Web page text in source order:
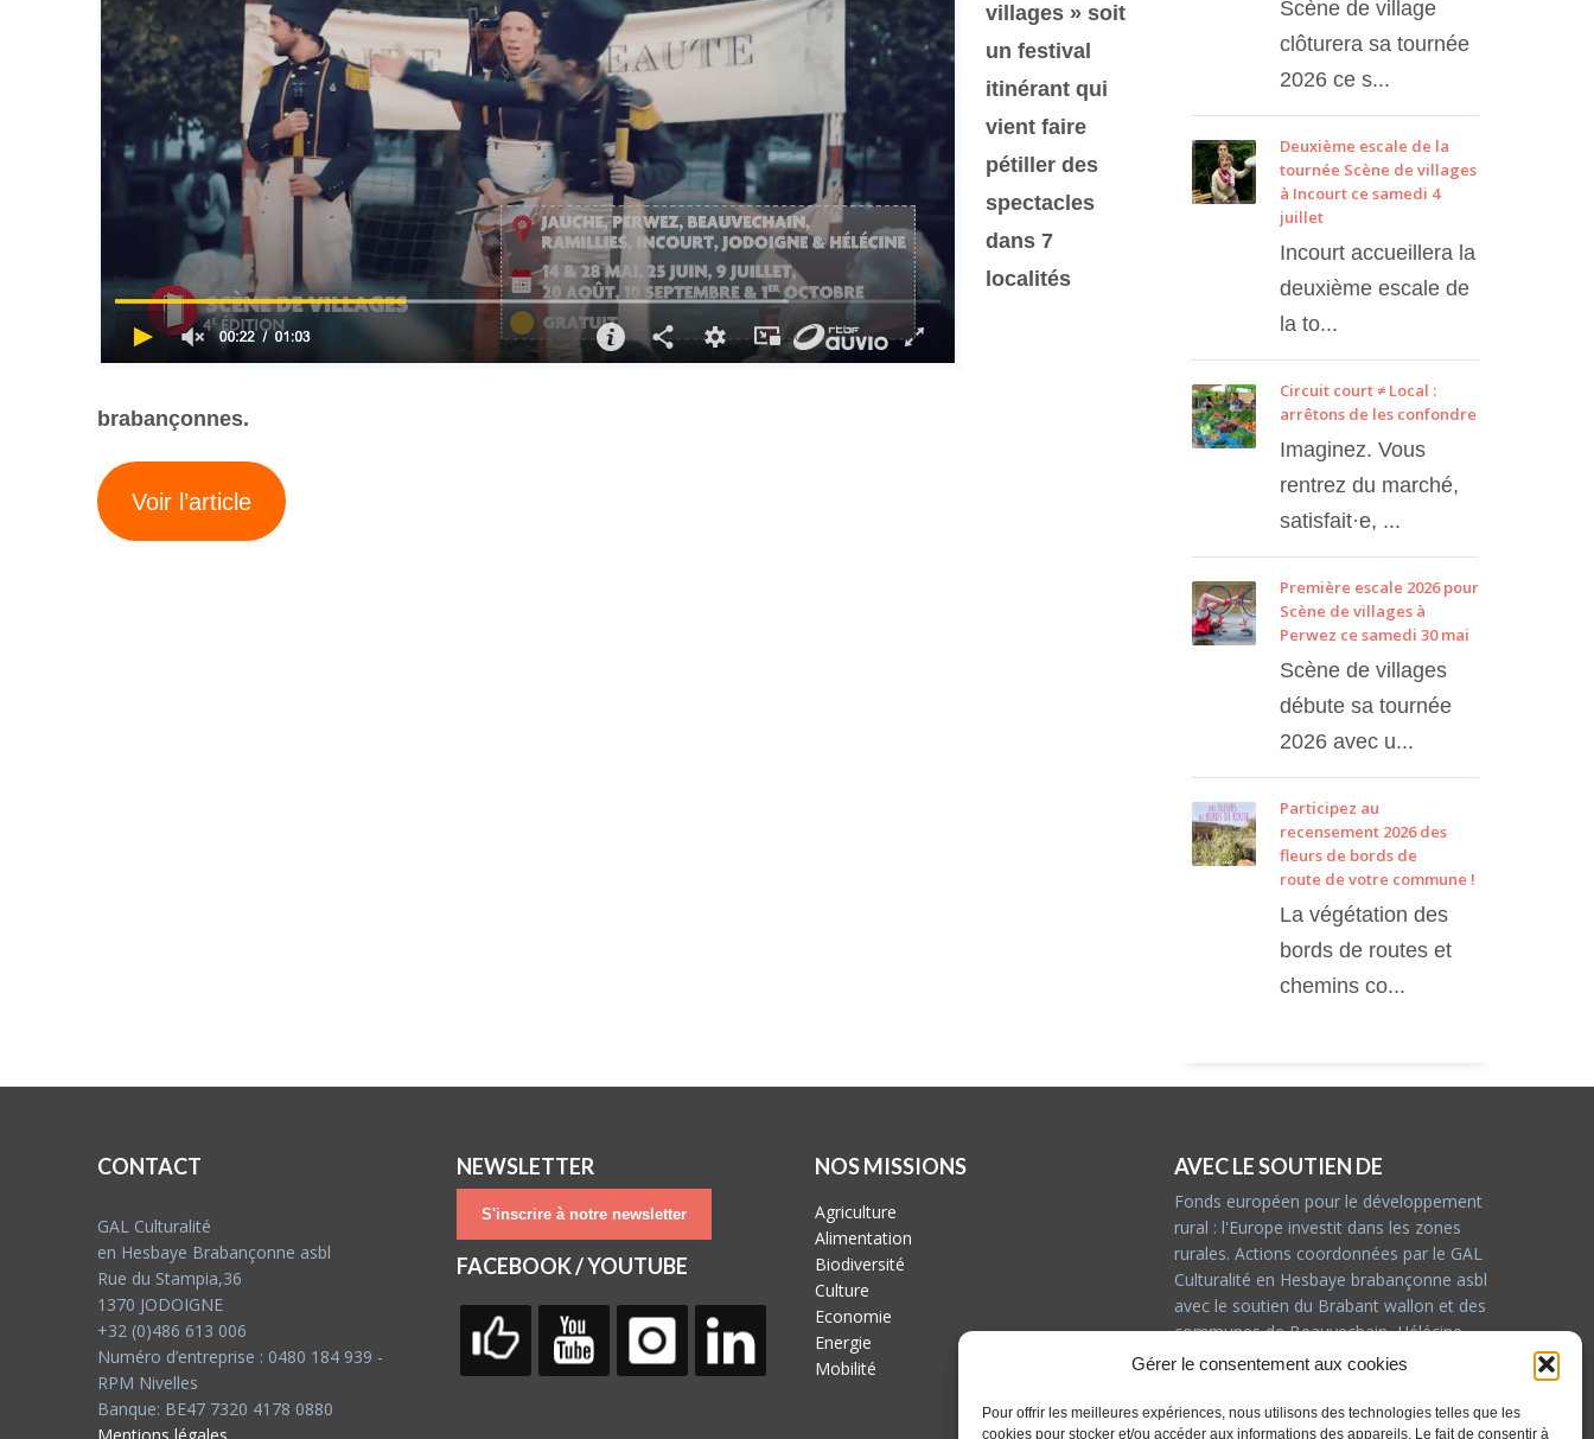
Gérer le consentement aux cookies
Pour offrir les meilleures expériences, nous utilisons des technologies telles que les
cookies pour stocker et/ou accéder aux informations des appareils. Le fait de consentir à
villages » soit
un festival
itinérant qui
vient faire
pétiller des
spectacles
dans 7
localités
brabançonnes.
Voir l’article
Scène de village
clôturera sa tournée
2026 ce s...
Deuxième escale de la
tournée Scène de villages
à Incourt ce samedi 4
juillet
Incourt accueillera la
deuxième escale de
la to...
Circuit court ≠ Local :
arrêtons de les confondre
Imaginez. Vous
rentrez du marché,
satisfait·e, ...
Première escale 2026 pour
Scène de villages à
Perwez ce samedi 30 mai
Scène de villages
débute sa tournée
2026 avec u...
Participez au
recensement 2026 des
fleurs de bords de
route de votre commune !
La végétation des
bords de routes et
chemins co...
CONTACT
GAL Culturalité
en Hesbaye Brabançonne asbl
Rue du Stampia,36
1370 JODOIGNE
+32 (0)486 613 006
Numéro d’entreprise : 0480 184 939 -
RPM Nivelles
Banque: BE47 7320 4178 0880
NEWSLETTER
S'inscrire à notre newsletter
FACEBOOK / YOUTUBE
NOS MISSIONS
Agriculture
Alimentation
Biodiversité
Culture
Economie
Energie
Mobilité
AVEC LE SOUTIEN DE
Fonds européen pour le développement
rural : l'Europe investit dans les zones
rurales. Actions coordonnées par le GAL
Culturalité en Hesbaye brabançonne asbl
avec le soutien du Brabant wallon et des
communes de Beauvechain, Hélécine,
Incourt, Jodoigne, Orp-jauche, Perwez et